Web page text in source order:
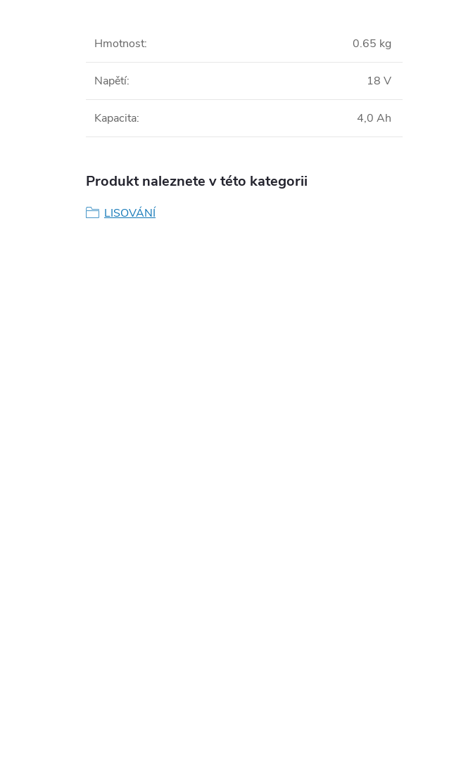
Hmotnost: 0.65 kg
Napětí: 18 V
Kapacita: 4,0 Ah
Produkt naleznete v této kategorii
LISOVÁNÍ